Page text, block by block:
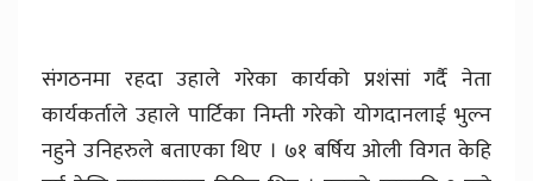
संगठनमा रहदा उहाले गरेका कार्यको प्रशंसां गर्दै नेता
कार्यकर्ताले उहाले पार्टिका निम्ती गरेको योगदानलाई भुल्न
नहुने उनिहरुले बताएका थिए । ७१ बर्षिय ओली विगत केहि